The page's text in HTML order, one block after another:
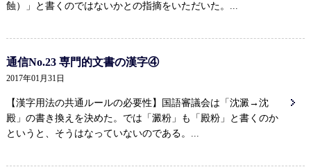
蝕）」と書くのではないかとの指摘をいただいた。...
通信No.23 専門的文書の漢字④
2017年01月31日
【漢字用法の共通ルールの必要性】国語審議会は「沈澱→沈
殿」の書き換えを決めた。では「澱粉」も「殿粉」と書くのか
というと、そうはなっていないのである。...